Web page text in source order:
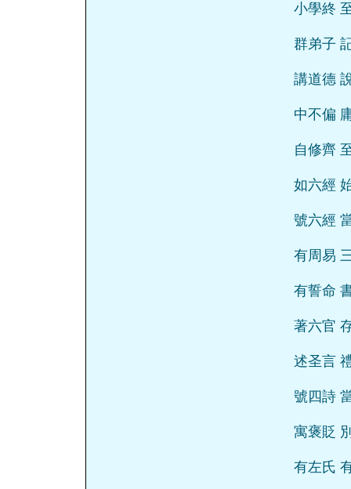
小學終
群弟子
講道德
中不偏
自修齊
如六經
號六經
有周易
有誓命
著六官
述圣言
號四詩
寓褒貶
有左氏